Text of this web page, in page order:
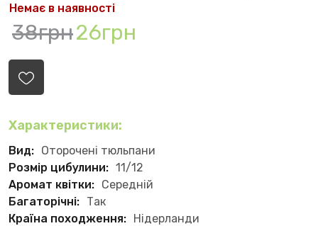
Немає в наявності
38грн26грн
Характеристики:
Вид: Оторочені тюльпани
Розмір цибулини: 11/12
Аромат квітки: Середній
Багаторічні: Так
Країна походження: Нідерланди